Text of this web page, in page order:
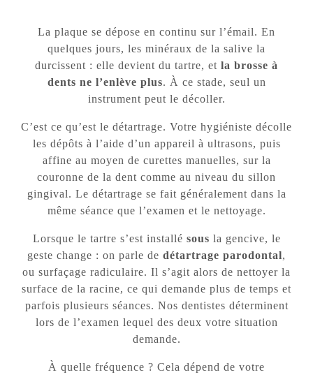
La plaque se dépose en continu sur l’émail. En
quelques jours, les minéraux de la salive la
durcissent : elle devient du tartre, et la brosse à
dents ne l’enlève plus. À ce stade, seul un
instrument peut le décoller.
C’est ce qu’est le détartrage. Votre hygiéniste décolle
les dépôts à l’aide d’un appareil à ultrasons, puis
affine au moyen de curettes manuelles, sur la
couronne de la dent comme au niveau du sillon
gingival. Le détartrage se fait généralement dans la
même séance que l’examen et le nettoyage.
Lorsque le tartre s’est installé sous la gencive, le
geste change : on parle de détartrage parodontal,
ou surfaçage radiculaire. Il s’agit alors de nettoyer la
surface de la racine, ce qui demande plus de temps et
parfois plusieurs séances. Nos dentistes déterminent
lors de l’examen lequel des deux votre situation
demande.
À quelle fréquence ? Cela dépend de votre